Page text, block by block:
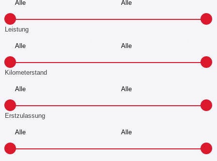
Leistung
Kilometerstand
Erstzulassung